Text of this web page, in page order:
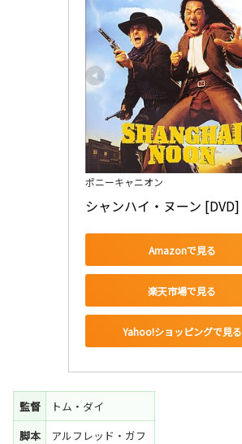
ポニーキャニオン
シャンハイ・ヌーン [DVD]
Amazonで見る
楽天市場で見る
Yahoo!ショッピングで見る
監督
トム・ダイ
脚本
アルフレッド・ガフ